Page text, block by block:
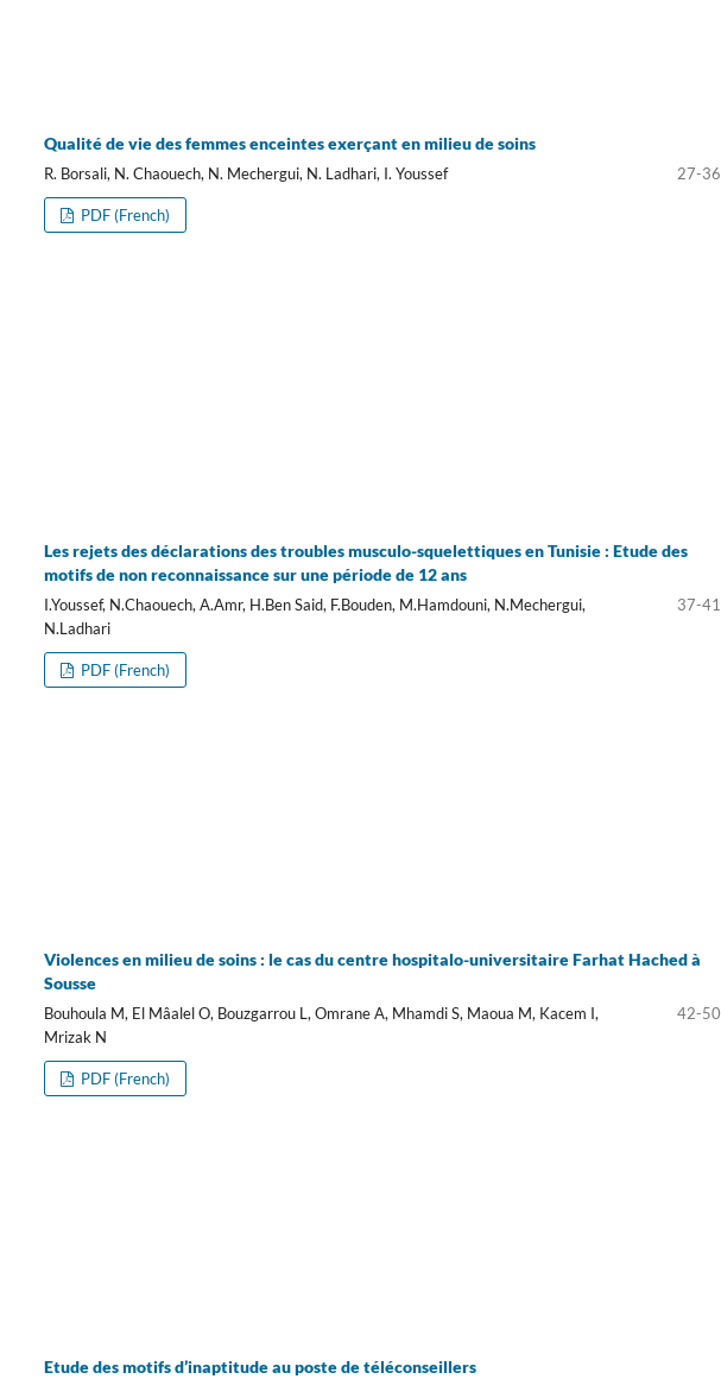
Qualité de vie des femmes enceintes exerçant en milieu de soins
R. Borsali, N. Chaouech, N. Mechergui, N. Ladhari, I. Youssef 27-36
PDF (French)
Les rejets des déclarations des troubles musculo-squelettiques en Tunisie : Etude des
motifs de non reconnaissance sur une période de 12 ans
I.Youssef, N.Chaouech, A.Amr, H.Ben Said, F.Bouden, M.Hamdouni, N.Mechergui,
N.Ladhari
37-41
PDF (French)
Violences en milieu de soins : le cas du centre hospitalo-universitaire Farhat Hached à
Sousse
Bouhoula M, El Mâalel O, Bouzgarrou L, Omrane A, Mhamdi S, Maoua M, Kacem I,
Mrizak N
42-50
PDF (French)
Etude des motifs d’inaptitude au poste de téléconseillers